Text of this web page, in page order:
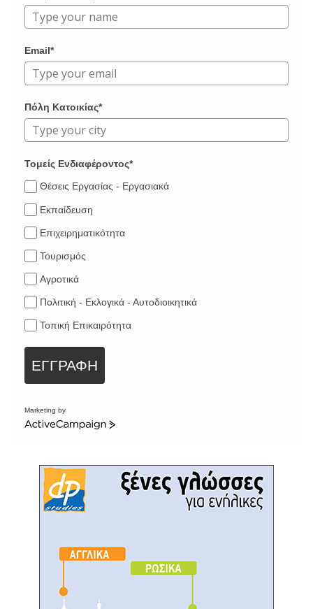
Email*
Πόλη Κατοικίας*
Τομείς Ενδιαφέροντος*
Θέσεις Εργασίας - Εργασιακά
Εκπαίδευση
Επιχειρηματικότητα
Τουρισμός
Αγροτικά
Πολιτική - Εκλογικά - Αυτοδιοικητικά
Τοπική Επικαιρότητα
ΕΓΓΡΑΦΗ
Marketing by